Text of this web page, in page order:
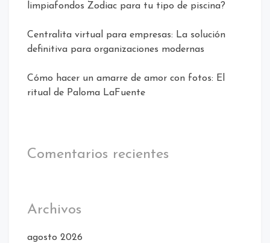
limpiafondos Zodiac para tu tipo de piscina?
Centralita virtual para empresas: La solución
definitiva para organizaciones modernas
Cómo hacer un amarre de amor con fotos: El
ritual de Paloma LaFuente
Comentarios recientes
Archivos
agosto 2026